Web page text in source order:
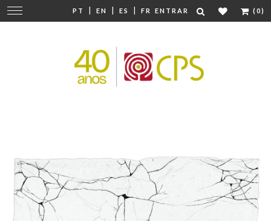
PT | EN | ES | FR ENTRAR (0)
Mudar
navegação